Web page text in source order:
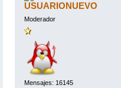
USUARIONUEVO
Moderador
Mensajes: 16145